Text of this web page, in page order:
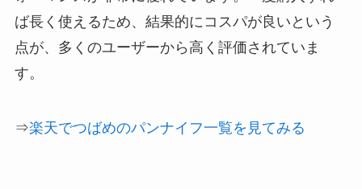
ば長く使えるため、結果的にコスパが良いという
点が、多くのユーザーから高く評価されていま
す。
⇒楽天でつばめのパンナイフ一覧を見てみる